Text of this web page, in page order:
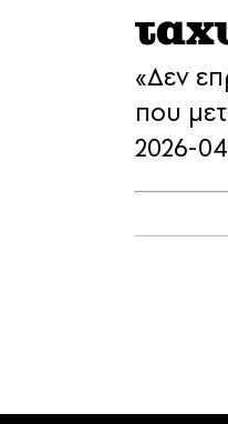
«Δεν
που
2026-